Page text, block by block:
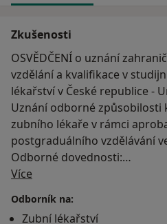
Zkušenosti
OSVĚDČENÍ o uznání
vzdělání a kvalifikace v
lékařství v České republice -
Uznání odborné způsobilosti
zubního lékaře v rámci
postgraduálního vzdělávání
Odborné dovednosti:
- Záchovná stomatologie;
- Stomatochirurgie;
- Protetická stomatologie;
Více
Odborník na:
Zubní lékařství